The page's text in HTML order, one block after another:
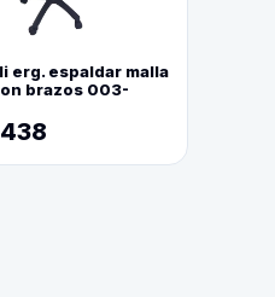
erg. espaldar malla
brazos 003-